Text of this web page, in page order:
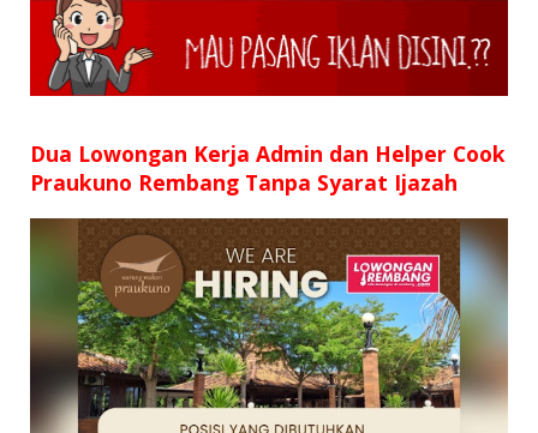
SMP
D3
SURAT LAMARAN
RIWAYAT HIDUP
Dua Lowongan Kerja Admin dan Helper Cook
Praukuno Rembang Tanpa Syarat Ijazah